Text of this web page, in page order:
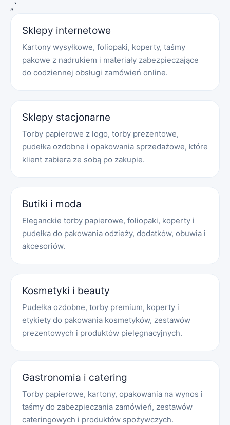
„`
Sklepy internetowe
Kartony wysyłkowe, foliopaki, koperty, taśmy
pakowe z nadrukiem i materiały zabezpieczające
do codziennej obsługi zamówień online.
Sklepy stacjonarne
Torby papierowe z logo, torby prezentowe,
pudełka ozdobne i opakowania sprzedażowe, które
klient zabiera ze sobą po zakupie.
Butiki i moda
Eleganckie torby papierowe, foliopaki, koperty i
pudełka do pakowania odzieży, dodatków, obuwia i
akcesoriów.
Kosmetyki i beauty
Pudełka ozdobne, torby premium, koperty i
etykiety do pakowania kosmetyków, zestawów
prezentowych i produktów pielęgnacyjnych.
Gastronomia i catering
Torby papierowe, kartony, opakowania na wynos i
taśmy do zabezpieczania zamówień, zestawów
cateringowych i produktów spożywczych.